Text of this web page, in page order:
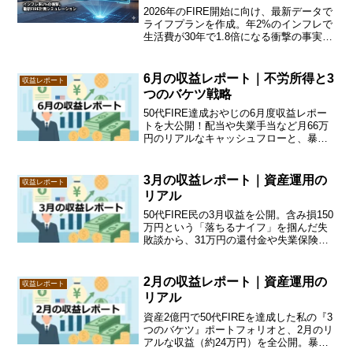
2026年のFIRE開始に向け、最新データで
ライフプランを作成。年2%のインフレで
生活費が30年で1.8倍になる衝撃の事実
シミュレーション結果は必見。
収益レポート
6月の収益レポート｜不労所得と3
つのバケツ戦略
50代FIRE達成おやじの6月度収益レポー
トを大公開！配当や失業手当など月66万
円のリアルなキャッシュフローと、暴落
方は必見です！
収益レポート
3月の収益レポート｜資産運用の
リアル
50代FIRE民の3月収益を公開。含み損150
万円という「落ちるナイフ」を掴んだ失
敗談から、31万円の還付金や失業保険な
略」の最新状況も解説します。続きをチ
ェック！
収益レポート
2月の収益レポート｜資産運用の
リアル
資産2億円で50代FIREを達成した私の『3
つのバケツ』ポートフォリオと、2月のリ
アルな収益（約24万円）を全公開。暴落